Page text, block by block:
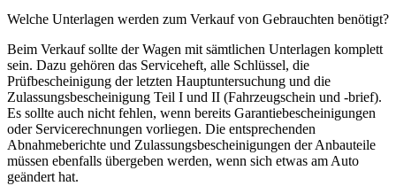
Welche Unterlagen werden zum Verkauf von Gebrauchten benötigt?
Beim Verkauf sollte der Wagen mit sämtlichen Unterlagen komplett
sein. Dazu gehören das Serviceheft, alle Schlüssel, die
Prüfbescheinigung der letzten Hauptuntersuchung und die
Zulassungsbescheinigung Teil I und II (Fahrzeugschein und -brief).
Es sollte auch nicht fehlen, wenn bereits Garantiebescheinigungen
oder Servicerechnungen vorliegen. Die entsprechenden
Abnahmeberichte und Zulassungsbescheinigungen der Anbauteile
müssen ebenfalls übergeben werden, wenn sich etwas am Auto
geändert hat.